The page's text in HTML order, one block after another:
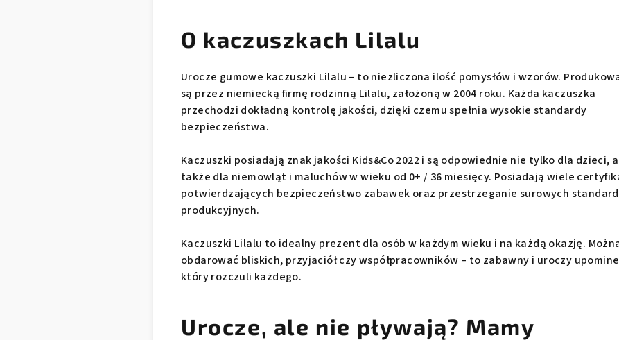
O kaczuszkach Lilalu
Urocze gumowe kaczuszki Lilalu – to niezliczona ilość pomysłów i wzorów.
są przez niemiecką firmę rodzinną Lilalu, założoną w 2004 roku. Każda kaczuszka
przechodzi dokładną kontrolę jakości, dzięki czemu spełnia wysokie standardy
bezpieczeństwa.
Kaczuszki posiadają znak jakości Kids&Co 2022 i są odpowiednie nie tylko dla dzieci,
także dla niemowląt i maluchów w wieku od 0+ / 36 miesięcy. Posiadają wiele
potwierdzających bezpieczeństwo zabawek oraz przestrzeganie surowych
produkcyjnych.
Kaczuszki Lilalu to idealny prezent dla osób w każdym wieku i na każdą okazję.
obdarować bliskich, przyjaciół czy współpracowników – to zabawny i uroczy
który rozczuli każdego.
Urocze, ale nie pływają? Mamy